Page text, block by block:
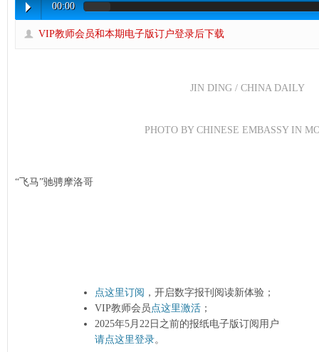
00:00
VIP教师会员和本期电子版订户登录后下载
JIN DING / CHINA DAILY
PHOTO BY CHINESE EMBASSY IN
“飞马”驰骋摩洛哥
点这里订阅 ，开启数字报刊阅读新体验；
VIP教师会员点这里激活 ；
2025年5月22日之前的报纸电子版订阅用户
请点这里登录。